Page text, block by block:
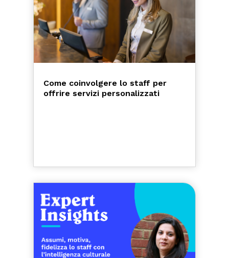
Come coinvolgere lo staff per
offrire servizi personalizzati